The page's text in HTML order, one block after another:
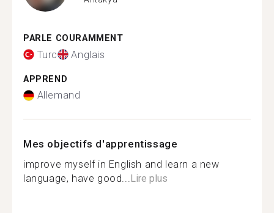
PARLE COURAMMENT
Turc Anglais
APPREND
Allemand
Mes objectifs d'apprentissage
improve myself in English and learn a new
language, have good...Lire plus